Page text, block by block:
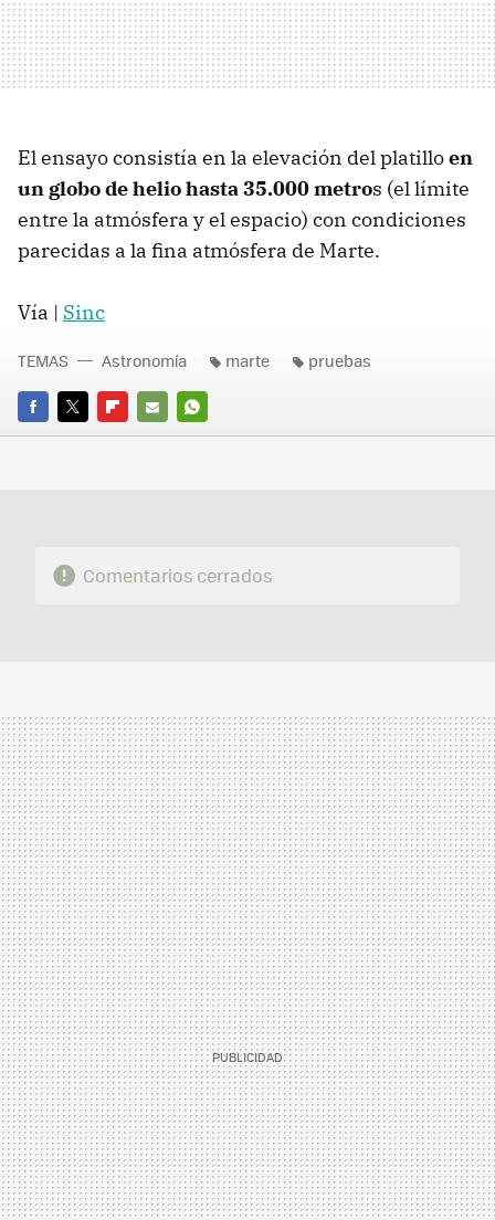
El ensayo consistía en la elevación del platilloen
un globo de helio hasta 35.000 metros (el límite
entre la atmósfera y el espacio) con condiciones
parecidas a la fina atmósfera de Marte.
Vía | Sinc
FACEBOOK
TWITTERFLIPBOARD
E-
WHATSAPP
TEMAS Astronomía marte pruebas
Comentarios cerrados